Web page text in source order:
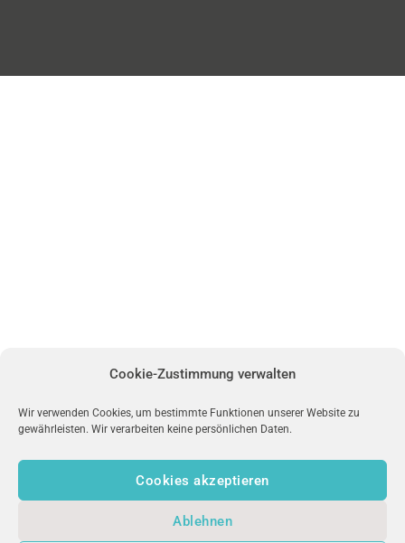
Cookie-Zustimmung verwalten
Wir verwenden Cookies, um bestimmte Funktionen unserer Website zu
gewährleisten. Wir verarbeiten keine persönlichen Daten.
Cookies akzeptieren
Ablehnen